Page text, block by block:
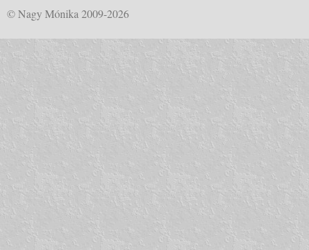
© Nagy Mónika 2009-2026